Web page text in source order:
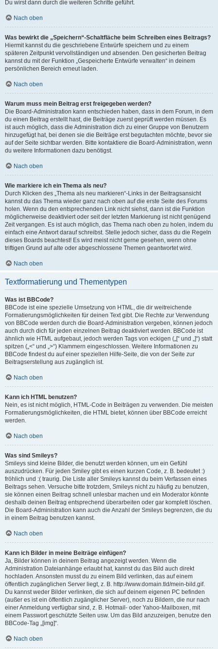
Du wirst dann durch die weiteren Schritte geführt.
Nach oben
Was bewirkt die „Speichern“-Schaltfläche beim Schreiben eines Beitrags?
Hiermit kannst du die geschriebene Entwürfe speichern und zu einem
späteren Zeitpunkt vervollständigen und absenden. Den gesicherten Beitrag
kannst du mit der Funktion „Gespeicherte Entwürfe verwalten“ in deinem
persönlichen Bereich erneut laden.
Nach oben
Warum muss mein Beitrag erst freigegeben werden?
Die Board-Administration kann entschieden haben, dass in dem Forum, in dem
du einen Beitrag erstellt hast, die Beiträge zuerst geprüft werden müssen. Es
ist auch möglich, dass die Administration dich zu einer Gruppe von Benutzern
hinzugefügt hat, bei denen sie die Beiträge erst begutachten möchte, bevor sie
auf der Seite sichtbar werden. Bitte kontaktiere die Board-Administration, wenn
du weitere Informationen dazu benötigst.
Nach oben
Wie markiere ich ein Thema als neu?
Durch Klicken des „Thema als neu markieren“-Links in der Beitragsansicht
kannst du das Thema wieder ganz nach oben auf die erste Seite des Forums
holen. Wenn du den entsprechenden Link nicht siehst, dann ist die Funktion
möglicherweise deaktiviert oder seit der letzten Markierung ist nicht genügend
Zeit vergangen. Es ist auch möglich, das Thema nach oben zu holen, indem du
einfach eine Antwort darauf schreibst. Stelle jedoch sicher, dass du die Regeln
dieses Boards beachtest! Es wird meist nicht gerne gesehen, wenn ohne
triftigen Grund auf alte oder abgeschlossene Themen geantwortet wird.
Nach oben
Textformatierung und Thementypen
Was ist BBCode?
BBCode ist eine spezielle Umsetzung von HTML, die dir weitreichende
Formatierungsmöglichkeiten für deinen Text gibt. Die Rechte zur Verwendung
von BBCode werden durch die Board-Administration vergeben, können jedoch
auch durch dich für jeden einzelnen Beitrag deaktiviert werden. BBCode ist
ähnlich wie HTML aufgebaut, jedoch werden Tags von eckigen („[“ und „]“) statt
spitzen („<“ und „>“) Klammern eingeschlossen. Weitere Informationen zu
BBCode findest du auf einer speziellen Hilfe-Seite, die von der Seite zur
Beitragserstellung aus zugänglich ist.
Nach oben
Kann ich HTML benutzen?
Nein, es ist nicht möglich, HTML-Code in Beiträgen zu verwenden. Die meisten
Formatierungsmöglichkeiten, die HTML bietet, können über BBCode erreicht
werden.
Nach oben
Was sind Smileys?
Smileys sind kleine Bilder, die benutzt werden können, um ein Gefühl
auszudrücken. Für jeden Smiley gibt es einen kurzen Code, z. B. bedeutet :)
fröhlich und :( traurig. Die Liste aller Smileys kannst du beim Verfassen eines
Beitrags sehen. Versuche bitte trotzdem, Smileys nicht zu häufig zu benutzen,
sie können einen Beitrag schnell unlesbar machen und ein Moderator könnte
deshalb deinen Beitrag entsprechend überarbeiten oder gar komplett löschen.
Die Board-Administration kann auch die Anzahl der Smileys begrenzen, die du
in einem Beitrag benutzen kannst.
Nach oben
Kann ich Bilder in meine Beiträge einfügen?
Ja, Bilder können in deinem Beitrag angezeigt werden. Wenn die
Administration Dateianhänge erlaubt hat, kannst du das Bild auch direkt
hochladen. Ansonsten musst du zu einem Bild verlinken, das auf einem
öffentlich zugänglichen Server liegt, z. B. http://www.domain.tld/mein-bild.gif.
Du kannst weder Bilder verlinken, die sich auf deinem eigenen PC befinden
(außer es ist ein öffentlich zugänglicher Server), noch zu Bildern, die nur nach
einer Anmeldung verfügbar sind, z. B. Hotmail- oder Yahoo-Mailboxen, mit
einem Passwort geschützte Seiten usw. Um das Bild anzuzeigen, benutze den
BBCode-Tag „[img]“.
Nach oben